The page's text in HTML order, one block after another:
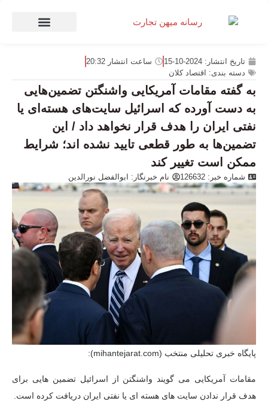
تاریخ انتشار: 2024-10-15 ساعت انتشار 20:32
دسته بندی: اقتصاد کلان
به گفته مقامات آمریکایی واشنگتن تضمین‌هایی
به دست آورده که اسرائیل سایت‌های هسته‌ای یا
نفتی ایران را هدف قرار نخواهد داد / این
تضمین‌ها به طور قطعی تایید نشده اند؛ شرایط
ممکن است تغییر کند
شماره خبر: 126632 نام خبرنگار: ابوالفضل نورالدین
پایگاه خبری تحلیلی منتخب (mihantejarat.com):
مقامات آمریکایی می گویند واشنگتن از اسرائیل تضمین هایی برای
هدف قرار ندادن سایت های هسته ای یا نفتی ایران دریافت کرده است.